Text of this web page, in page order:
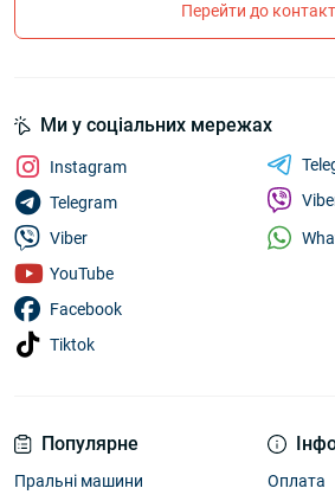
Перейти до
Популярне
Пральні машини
Оплата
Ми у соціальних мережах
Instagram
Telegram
Viber
YouTube
Facebook
Tiktok